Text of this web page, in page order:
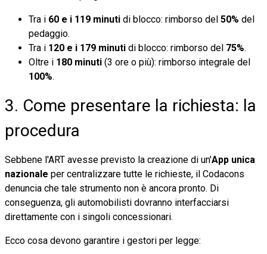
Tra i 60 e i 119 minuti di blocco: rimborso del 50% del
pedaggio.
Tra i 120 e i 179 minuti di blocco: rimborso del 75%.
Oltre i 180 minuti (3 ore o più): rimborso integrale del
100%.
3. Come presentare la richiesta: la
procedura
Sebbene l'ART avesse previsto la creazione di un'App unica
nazionale per centralizzare tutte le richieste, il Codacons
denuncia che tale strumento non è ancora pronto. Di
conseguenza, gli automobilisti dovranno interfacciarsi
direttamente con i singoli concessionari.
Ecco cosa devono garantire i gestori per legge: